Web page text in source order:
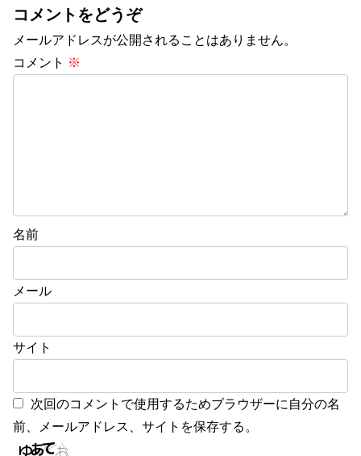
コメントをどうぞ
メールアドレスが公開されることはありません。
コメント ※
名前
メール
サイト
次回のコメントで使用するためブラウザーに自分の名
前、メールアドレス、サイトを保存する。